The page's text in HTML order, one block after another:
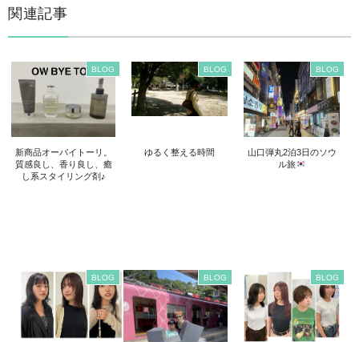
関連記事
BLOG
新商品オーバイトーリ。
質感良し、香り良し、癒
し系スタイリング剤♪
BLOG
ゆるく整える時間
BLOG
山口弾丸2泊3日のソウ
ル旅
BLOG BLOG BLOG